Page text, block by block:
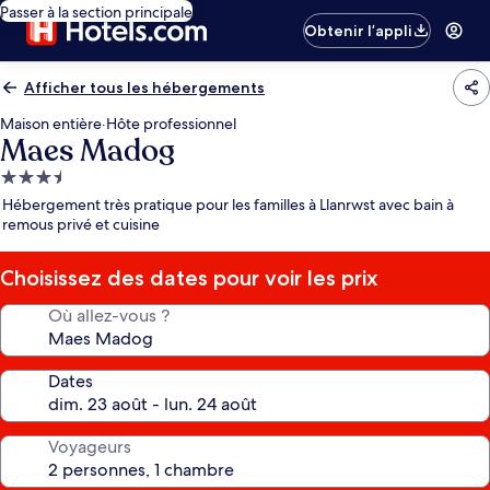
Passer à la section principale
Obtenir l’appli
Afficher tous les hébergements
Maison entière·Hôte professionnel
Maes Madog
Hébergement
3.5 étoiles
Hébergement très pratique pour les familles à Llanrwst avec bain à
remous privé et cuisine
Choisissez des dates pour voir les prix
Où allez-vous ?
Dates
Voyageurs